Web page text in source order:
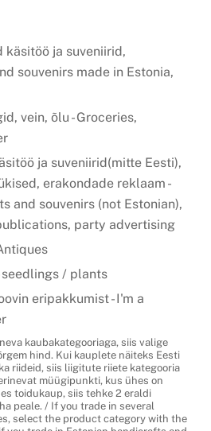
käsitöö ja suveniirid,
souvenirs made in Estonia,
vein, õlu - Groceries,
ja suveniirid(mitte Eesti),
erakondade reklaam -
and souvenirs (not Estonian),
party advertising
seedlings / plants
eripakkumist - I'm a
kaubakategooriaga, siis valige
hind. Kui kauplete näiteks Eesti
riideid, siis liigitute riiete kategooria
müügipunkti, kus ühes on
toidukaup, siis tehke 2 eraldi
peale. / If you trade in several
select the product category with the